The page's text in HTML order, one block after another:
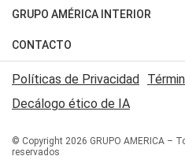
Judiciales
Economia
Motores
Trucos caseros
Series y Películas
Edictos y Solicitadas
Fútbol
Mundial
Automovilismo
Rugby
Tenis
Básquet
GRUPO AMÉRICA INTERIOR
Canal 7 en Vivo
San Juan 8
CONTACTO
Acerca de Nosotros
Contactanos
Políticas de Privacidad
Decálogo ético de IA
© Copyright 2026 GRUPO AMERICA –
reservados